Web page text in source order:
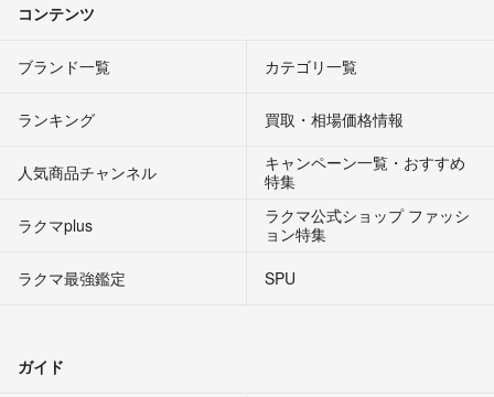
コンテンツ
ブランド一覧 カテゴリ一覧
ランキング 買取・相場価格情報
人気商品チャンネル
キャンペーン一覧・おすすめ
特集
ラクマplus
ラクマ公式ショップ ファッシ
ョン特集
ラクマ最強鑑定
SPU
ガイド